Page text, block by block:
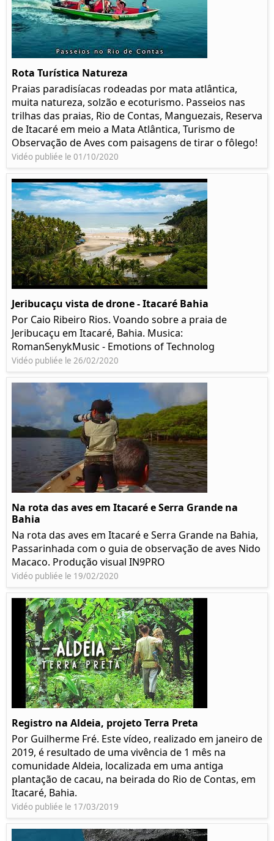
Rota Turística Natureza
Praias paradisíacas rodeadas por mata atlântica,
muita natureza, solzão e ecoturismo. Passeios nas
trilhas das praias, Rio de Contas, Manguezais, Reserva
de Itacaré em meio a Mata Atlântica, Turismo de
Observação de Aves com paisagens de tirar o fôlego!
Vidéo publiée le 01/10/2020
Jeribucaçu vista de drone - Itacaré Bahia
Por Caio Ribeiro Rios. Voando sobre a praia de
Jeribucaçu em Itacaré, Bahia. Musica:
RomanSenykMusic - Emotions of Technolog
Vidéo publiée le 26/02/2020
Na rota das aves em Itacaré e Serra Grande na
Bahia
Na rota das aves em Itacaré e Serra Grande na Bahia,
Passarinhada com o guia de observação de aves Nido
Macaco. Produção visual IN9PRO
Vidéo publiée le 19/02/2020
Registro na Aldeia, projeto Terra Preta
Por Guilherme Fré. Este vídeo, realizado em janeiro de
2019, é resultado de uma vivência de 1 mês na
comunidade Aldeia, localizada em uma antiga
plantação de cacau, na beirada do Rio de Contas, em
Itacaré, Bahia.
Vidéo publiée le 17/03/2019